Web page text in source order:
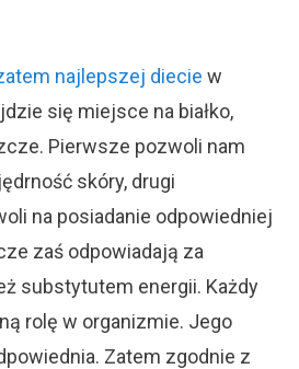
najlepszej diecie w
się miejsce na białko,
Pierwsze pozwoli nam
skóry, drugi
na posiadanie odpowiedniej
zaś odpowiadają za
substytutem energii. Każdy
rolę w organizmie. Jego
Zatem zgodnie z